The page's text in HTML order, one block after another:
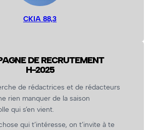
CKIA 88,3
DE RECRUTEMENT
H-2025
de rédactrices et de rédacteurs
rien manquer de la saison
qui s’en vient.
qui t’intéresse, on t’invite à te